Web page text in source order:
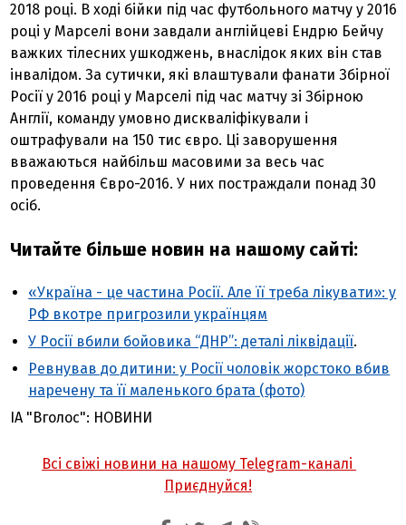
2018 році. В ході бійки під час футбольного матчу у 2016
році у Марселі вони завдали англійцеві Ендрю Бейчу
важких тілесних ушкоджень, внаслідок яких він став
інвалідом. За сутички, які влаштували фанати Збірної
Росії у 2016 році у Марселі під час матчу зі Збірною
Англії, команду умовно дискваліфікували і
оштрафували на 150 тис євро. Ці заворушення
вважаються найбільш масовими за весь час
проведення Євро-2016. У них постраждали понад 30
осіб.
Читайте більше новин на нашому сайті:
«Україна - це частина Росії. Але її треба лікувати»: у
РФ вкотре пригрозили українцям
У Росії вбили бойовика “ДНР”: деталі ліквідації.
Ревнував до дитини: у Росії чоловік жорстоко вбив
наречену та її маленького брата (фото)
ІА "Вголос": НОВИНИ
Всі свіжі новини на нашому Telegram-каналі
Приєднуйся!